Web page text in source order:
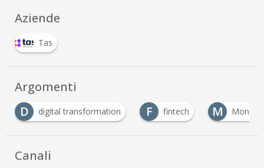
Aziende
Tas
Argomenti
transformation F fintech M Moneta Elettronica
Canali